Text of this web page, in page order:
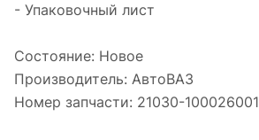
- Упаковочный лист
Состояние: Новое
Производитель: АвтоВАЗ
Номер запчасти: 21030-100026001